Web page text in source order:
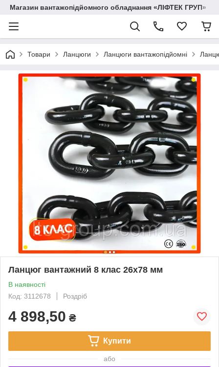
Магазин вантажопідйомного обладнання «ЛІФТЕК ГРУП»
Товари Ланцюги Ланцюги вантажопідйомні
Ланцюг вантажний 8 клас 26x78 мм
В наявності
Код: 3112678
Роздріб
4 898,50 ₴
Купити
або